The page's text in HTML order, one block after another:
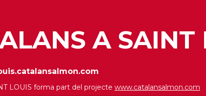
A SAINT
LOUIS forma part del projecte www.catalansalmon.com